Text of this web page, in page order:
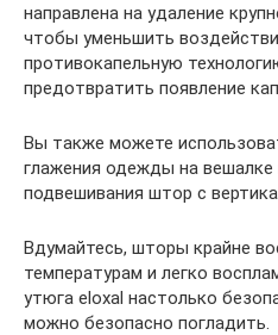
направлена ​​на удаление
чтобы уменьшить
противокапельную
предотвратить появление
Вы также можете
глажения одежды на
подвешивания штор с
Вдумайтесь, шторы крайне
температурам и легко
утюга eloxal настолько
можно безопасно погладить.